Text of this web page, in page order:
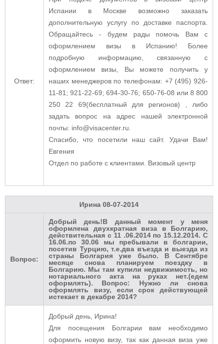
Ответ:
Испании в Москве возможно заказать
дополнительную услугу по доставке паспорта.
Обращайтесь - будем рады помочь Вам с
оформлением визы в Испанию! Более
подробную информацию, связанную с
оформлением визы, Вы можете получить у
наших менеджеров по телефонам: +7 (495) 926-
11-81; 921-22-69; 694-30-76; 650-76-08 или 8 800
250 22 69(бесплатный для регионов) , либо
задать вопрос на адрес нашей электронной
почты: info@visacenter.ru.
Спасибо, что посетили наш сайт. Удачи Вам!
Евгения
Отдел по работе с клиентами. Визовый центр
Ирина 08-07-2014
Вопрос:
Добрый день!В данный момент у меня
оформлена двухкратная виза в Болгарию,
действительная с 11 .06.2014 по 15.12.2014. С
16.06.по 30.06 мы пребывали в болгарии,
посетив Турцию, т.е.два въезда и выезда из
страны Болгария уже было. В Сентябре
месяце снова планируем поездку в
Болгарию. Мы там купили недвижимость, но
нотариального акта на руках нет.(едем
оформлять). Вопрос: Нужно ли снова
оформлять визу, если срок действующей
истекает в декабре 2014?
Добрый день, Ирина!
Для посещения Болгарии вам необходимо
оформить новую визу, так как данная виза уже